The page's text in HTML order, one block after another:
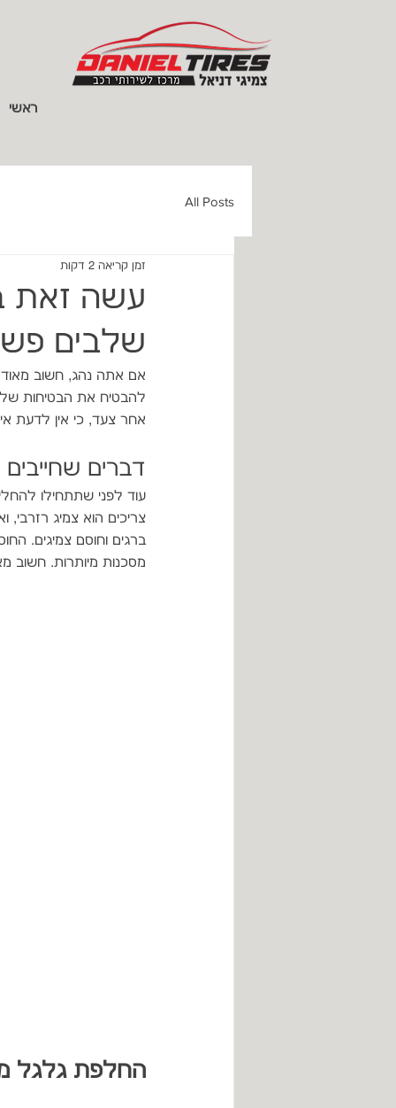
ראשי
All Posts
שלבים
זמן קריאה 2 דקות
אם אתה נהג, חשוב מאוד
להבטיח את הבטיחות
אחר צעד, כי אין לדעת
דברים
עוד לפני שתתחילו
צריכים הוא צמיג
ברגים וחוסם צמיגים.
מסכנות מיותרות.
החלפת גלגל